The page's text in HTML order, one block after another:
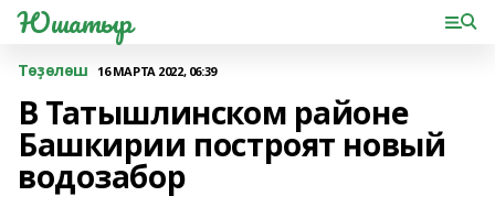
Юшатыр
Төҙөлөш 16 МАРТА 2022, 06:39
В Татышлинском районе
Башкирии построят новый
водозабор